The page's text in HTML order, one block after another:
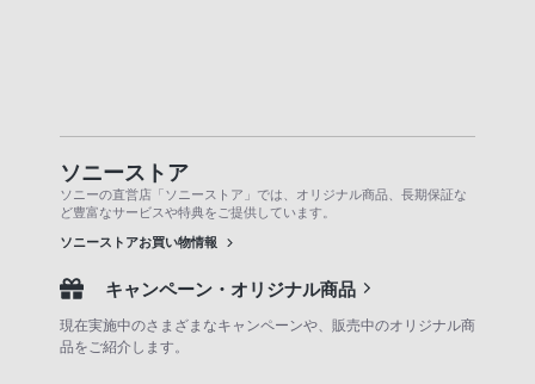
ソニーストア
ソニーの直営店「ソニーストア」では、オリジナル商品、長期保証な
ど豊富なサービスや特典をご提供しています。
ソニーストアお買い物情報
キャンペーン・オリジナル商品
現在実施中のさまざまなキャンペーンや、販売中のオリジナル商
品をご紹介します。